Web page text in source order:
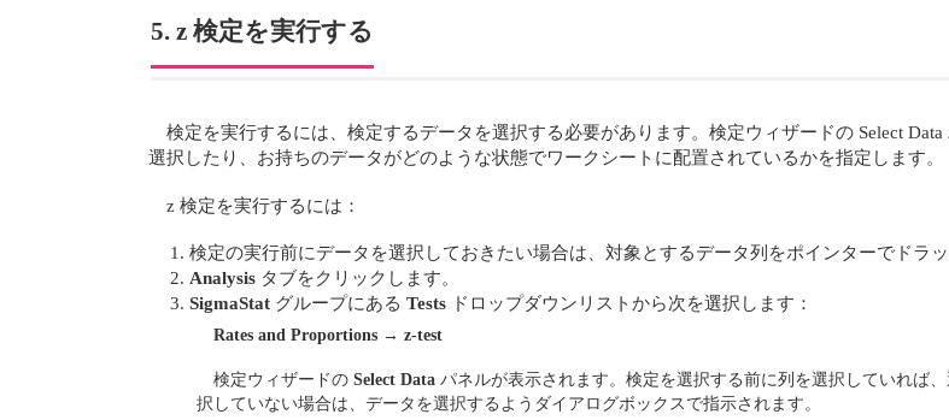
5. z 検定を実行する
検定を実行するには、検定するデータを選択する必要があります。検定ウィザードの Select
選択したり、お持ちのデータがどのような状態でワークシートに配置されているかを指定します。
z 検定を実行するには：
検定の実行前にデータを選択しておきたい場合は、対象とするデータ列をポインターでドラッ
Analysis タブをクリックします。
SigmaStat グループにある Tests ドロップダウンリストから次を選択します：
Rates and Proportions →z-test
検定ウィザードのSelect Data パネルが表示されます。検定を選択する前に列を選択していれば
択していない場合は、データを選択するようダイアログボックスで指示されます。